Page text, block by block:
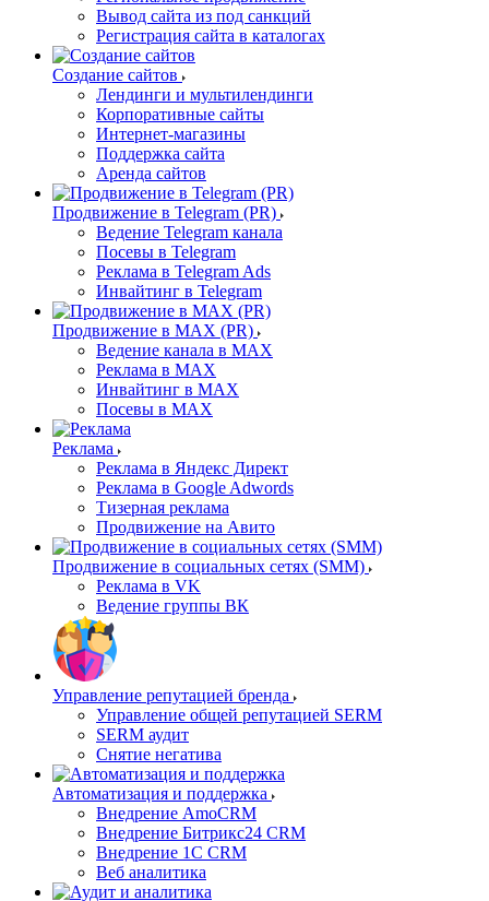
Вывод сайта из под санкций
Регистрация сайта в каталогах
Создание сайтов
Лендинги и мультилендинги
Корпоративные сайты
Интернет-магазины
Поддержка сайта
Аренда сайтов
Продвижение в Telegram (PR)
Ведение Telegram канала
Посевы в Telegram
Реклама в Telegram Ads
Инвайтинг в Telegram
Продвижение в MAX (PR)
Ведение канала в MAX
Реклама в MAX
Инвайтинг в MAX
Посевы в MAX
Реклама
Реклама в Яндекс Директ
Реклама в Google Adwords
Тизерная реклама
Продвижение на Авито
Продвижение в социальных сетях (SMM)
Реклама в VK
Ведение группы ВК
Управление репутацией бренда
Управление общей репутацией SERM
SERM аудит
Снятие негатива
Автоматизация и поддержка
Внедрение AmoCRM
Внедрение Битрикс24 CRM
Внедрение 1C CRM
Веб аналитика